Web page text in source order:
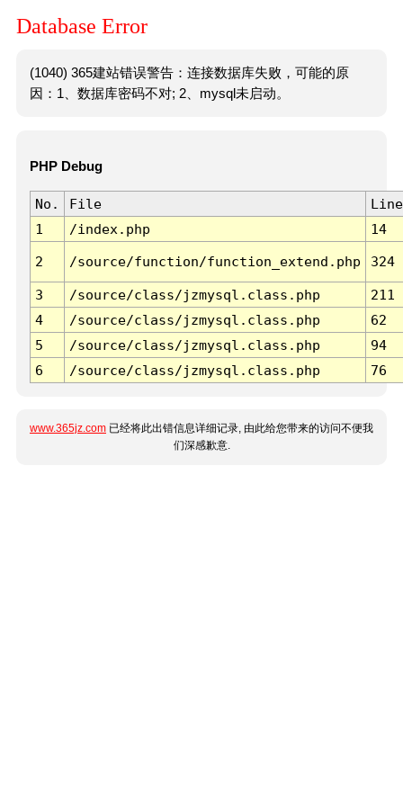
Database Error
(1040) 365建站错误警告：连接数据库失败，可能的原
因：1、数据库密码不对; 2、mysql未启动。
PHP Debug
No. File
Line
1
/index.php 14
2 /source/function/function_extend.php 324
3 /source/class/jzmysql.class.php
211
4
/source/class/jzmysql.class.php
62
5
/source/class/jzmysql.class.php
94
6
/source/class/jzmysql.class.php 76
www.365jz.com 已经将此出错信息详细记录, 由此给您带来的访问不便我
们深感歉意.